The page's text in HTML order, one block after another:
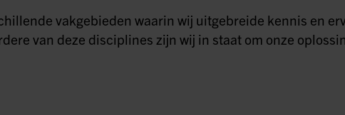
vakgebieden waarin wij uitgebreide kennis en
van deze disciplines zijn wij in staat om onze